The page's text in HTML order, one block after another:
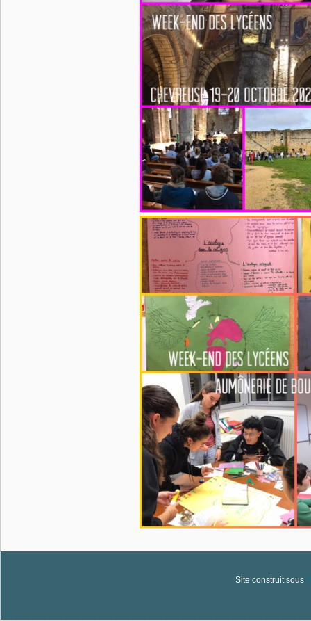
Site construit sous